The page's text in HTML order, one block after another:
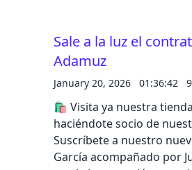
Sale a la luz el
Adamuz
January 20, 2026 01:36:42
🛍️ Visita ya nuestra tienda:
haciéndote socio de
Suscríbete a nuestro
García acompañado por